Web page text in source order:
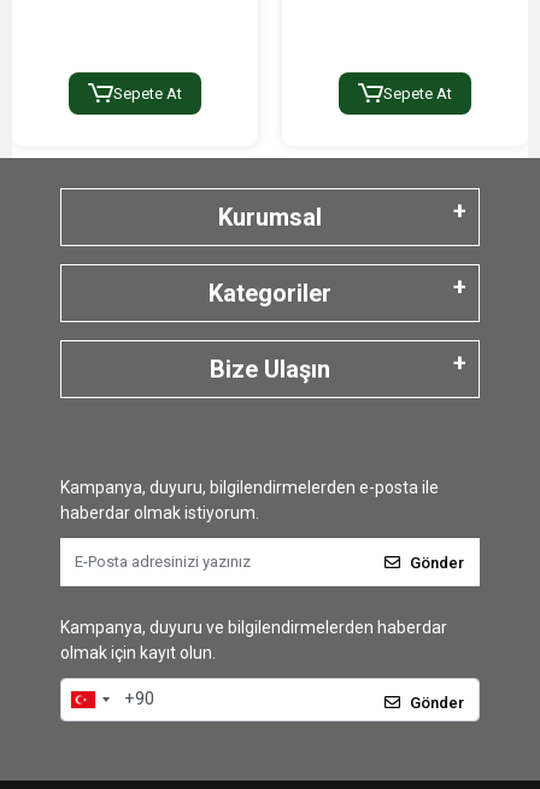
Sepete At Sepete At
Kurumsal
Kategoriler
Bize Ulaşın
Kampanya, duyuru, bilgilendirmelerden e-posta ile
haberdar olmak istiyorum.
Gönder
Kampanya, duyuru ve bilgilendirmelerden haberdar
olmak için kayıt olun.
Gönder